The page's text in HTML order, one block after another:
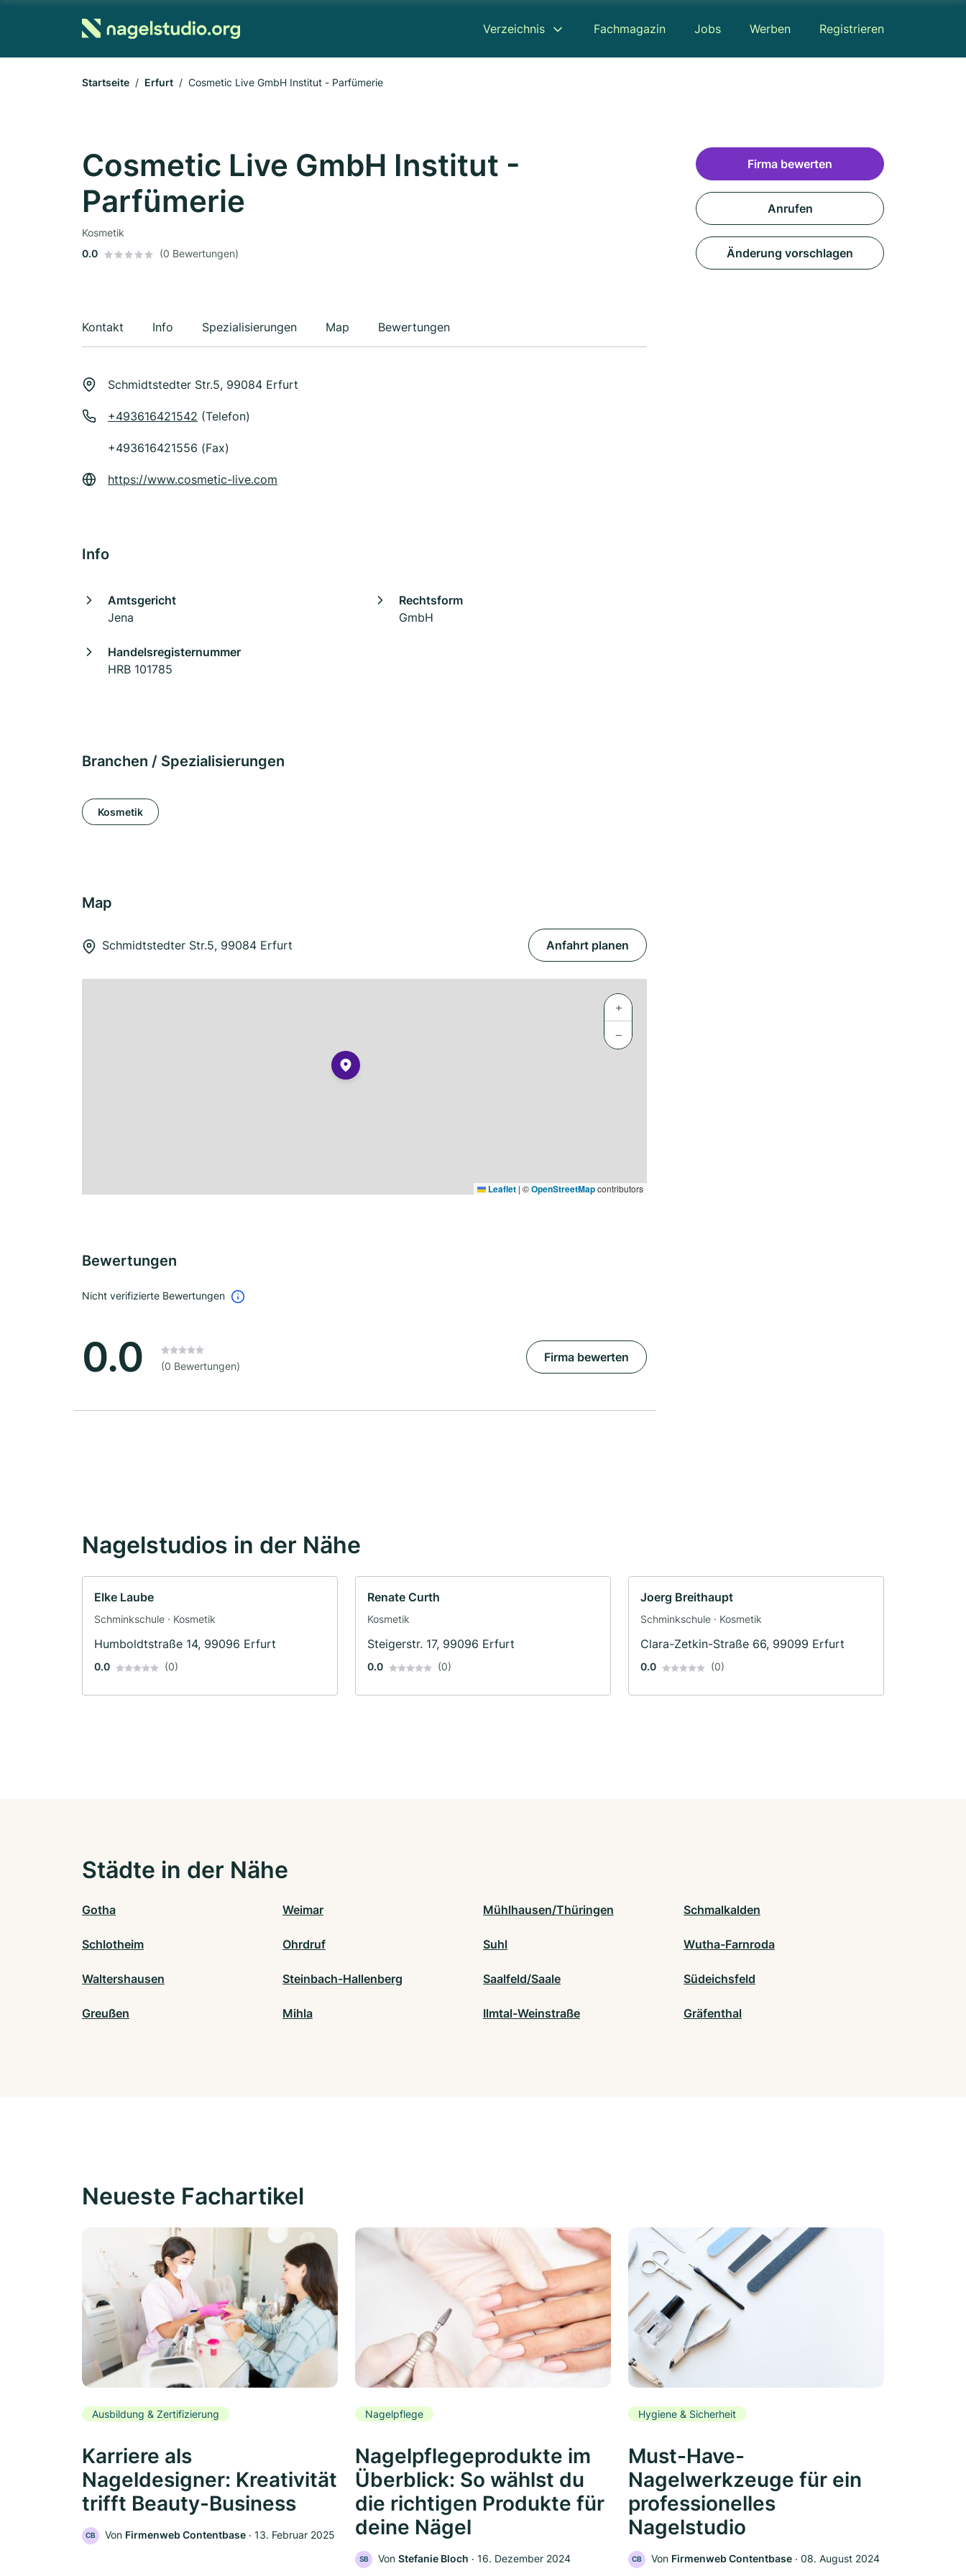
Verzeichnis Fachmagazin Jobs Werben Registrieren
Startseite Erfurt Cosmetic Live GmbH Institut - Parfümerie
Cosmetic Live GmbH Institut -
Parfümerie
Kosmetik
0.0
(0 Bewertungen)
Kontakt Info Spezialisierungen Map Bewertungen
Schmidtstedter Str.5, 99084 Erfurt
+493616421542 (Telefon)
+493616421556 (Fax)
https://www.cosmetic-live.com
Info
Amtsgericht
Jena
Rechtsform
GmbH
Handelsregisternummer
HRB 101785
Branchen / Spezialisierungen
Kosmetik
Map
Schmidtstedter Str.5, 99084 Erfurt Anfahrt planen
+
−
Leaflet | ©OpenStreetMapcontributors
Bewertungen
Nicht verifizierte Bewertungen
0.0 (0 Bewertungen)
Firma bewerten
Firma bewerten
Anrufen
Änderung vorschlagen
Nagelstudios in der Nähe
Elke Laube
Schminkschule · Kosmetik
Humboldtstraße 14, 99096 Erfurt
0.0 (0)
Renate Curth
Kosmetik
Steigerstr. 17, 99096 Erfurt
0.0 (0)
Joerg Breithaupt
Schminkschule · Kosmetik
Clara-Zetkin-Straße 66, 99099 Erfurt
0.0 (0)
Städte in der Nähe
Gotha Weimar Mühlhausen/Thüringen Schmalkalden
Schlotheim Ohrdruf Suhl Wutha-Farnroda
Waltershausen Steinbach-Hallenberg Saalfeld/Saale Südeichsfeld
Greußen Mihla Ilmtal-Weinstraße Gräfenthal
Neueste Fachartikel
Ausbildung & Zertifizierung
Karriere als
Nageldesigner: Kreativität
trifft Beauty-Business
CB Von Firmenweb Contentbase ‧ 13. Februar 2025
Nagelpflege
Nagelpflegeprodukte im
Überblick: So wählst du
die richtigen Produkte für
deine Nägel
SB Von Stefanie Bloch ‧ 16. Dezember 2024
Hygiene & Sicherheit
Must-Have-
Nagelwerkzeuge für ein
professionelles
Nagelstudio
CB Von Firmenweb Contentbase ‧ 08. August 2024